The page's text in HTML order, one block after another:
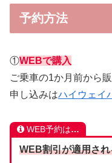
予約方法
①WEBで購入
ご乗車の1か月前から販
申し込みはハイウェイ
WEB予約は…
WEB割引が適用さ